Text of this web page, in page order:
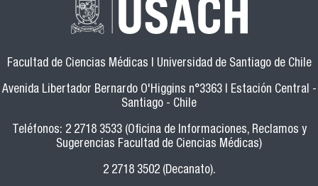
Facultad de Ciencias Médicas | Universidad de Santiago de Chile
Avenida Libertador Bernardo O'Higgins n°3363 | Estación Central -
Santiago - Chile
Teléfonos: 2 2718 3533 (Oficina de Informaciones, Reclamos y
Sugerencias Facultad de Ciencias Médicas)
2 2718 3502 (Decanato).